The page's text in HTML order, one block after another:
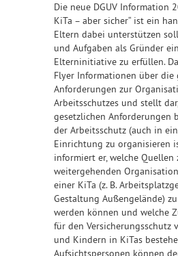
Die neue DGUV Information
KiTa – aber sicher“ ist ein
Eltern dabei unterstützen
und Aufgaben als Gründer
Elterninitiative zu erfüllen.
Flyer Informationen über die
Anforderungen zur
Arbeitsschutzes und stellt
gesetzlichen Anforderungen
der Arbeitsschutz (auch in
Einrichtung zu organisieren
informiert er, welche Quellen
weitergehenden
einer KiTa (z. B.
Gestaltung Außengelände)
werden können und welche
für den Versicherungsschutz
und Kindern in KiTas
Aufsichtspersonen können